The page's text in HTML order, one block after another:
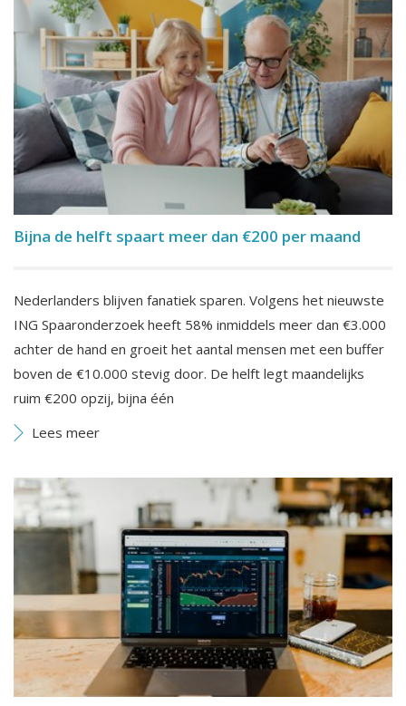
Bijna de helft spaart meer dan €200 per maand
Nederlanders blijven fanatiek sparen. Volgens het nieuwste
ING Spaaronderzoek heeft 58% inmiddels meer dan €3.000
achter de hand en groeit het aantal mensen met een buffer
boven de €10.000 stevig door. De helft legt maandelijks
ruim €200 opzij, bijna één
Lees meer